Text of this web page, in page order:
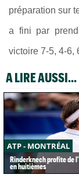
préparation sur
a fini par
victoire 7-5, 4-6,
A LIRE AUSSI...
ATP - MONTRÉAL
Rinderknech profite de
en huitièmes